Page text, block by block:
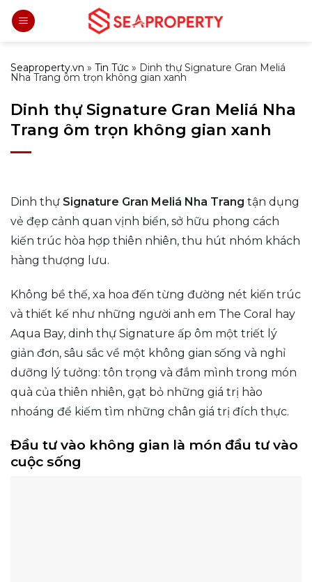
Bỏ
qua
dung
Seaproperty.vn » Tin Tức » Dinh thự Signature Gran Meliá
Nha Trang ôm trọn không gian xanh
Dinh thự Signature Gran Meliá Nha
Trang ôm trọn không gian xanh
Dinh thự Signature Gran Meliá Nha Trang tận dụng
vẻ đẹp cảnh quan vịnh biển, sở hữu phong cách
kiến trúc hòa hợp thiên nhiên, thu hút nhóm khách
hàng thượng lưu.
Không bề thế, xa hoa đến từng đường nét kiến trúc
và thiết kế như những người anh em The Coral hay
Aqua Bay, dinh thự Signature ấp ôm một triết lý
giản đơn, sâu sắc về một không gian sống và nghỉ
dưỡng lý tưởng: tôn trọng và đắm mình trong món
quà của thiên nhiên, gạt bỏ những giá trị hào
nhoáng để kiếm tìm những chân giá trị đích thực.
Đầu tư vào không gian là món đầu tư vào
cuộc sống